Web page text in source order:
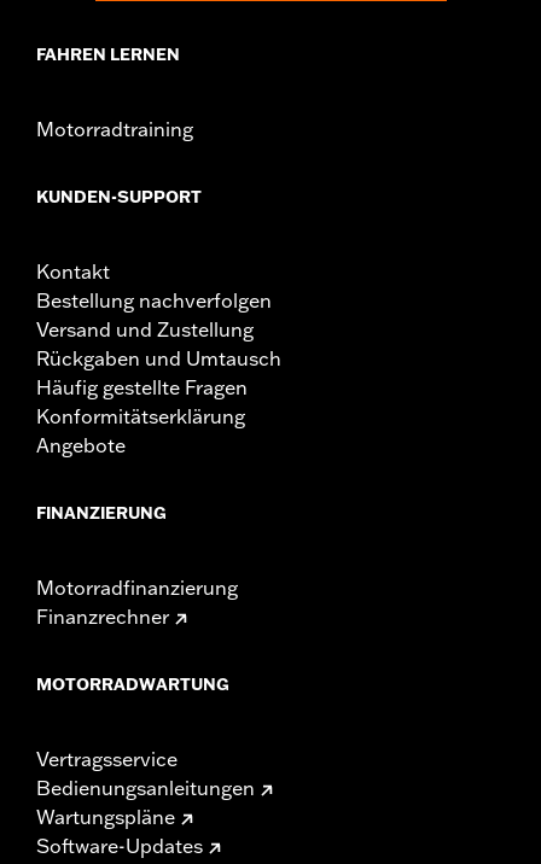
FAHREN LERNEN
Motorradtraining
KUNDEN-SUPPORT
Kontakt
Bestellung nachverfolgen
Versand und Zustellung
Rückgaben und Umtausch
Häufig gestellte Fragen
Konformitätserklärung
Angebote
FINANZIERUNG
Motorradfinanzierung
Finanzrechner
MOTORRADWARTUNG
Vertragsservice
Bedienungsanleitungen
Wartungspläne
Software-Updates